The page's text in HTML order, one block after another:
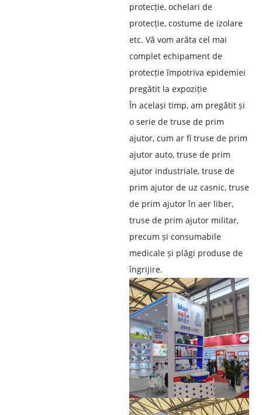
protecție, ochelari de
protecție, costume de izolare
etc. Vă vom arăta cel mai
complet echipament de
protecție împotriva epidemiei
pregătit la expoziție
În același timp, am pregătit și
o serie de truse de prim
ajutor, cum ar fi truse de prim
ajutor auto, truse de prim
ajutor industriale, truse de
prim ajutor de uz casnic, truse
de prim ajutor în aer liber,
truse de prim ajutor militar,
precum și consumabile
medicale și plăgi produse de
îngrijire.